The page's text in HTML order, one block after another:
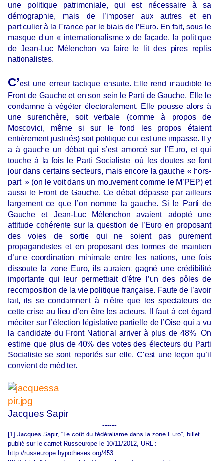
une politique patrimoniale, qui est nécessaire à sa
démographie, mais de l’imposer aux autres et en
particulier à la France par le biais de l’Euro. En fait, sous le
masque d’un « internationalisme » de façade, la politique
de Jean-Luc Mélenchon va faire le lit des pires replis
nationalistes.
C’est une erreur tactique ensuite. Elle rend inaudible le
Front de Gauche et en son sein le Parti de Gauche. Elle le
condamne à végéter électoralement. Elle pousse alors à
une surenchère, soit verbale (comme à propos de
Moscovici, même si sur le fond les propos étaient
entièrement justifiés) soit politique qui est une impasse. Il y
a à gauche un débat qui s’est amorcé sur l’Euro, et qui
touche à la fois le Parti Socialiste, où les doutes se font
jour dans certains secteurs, mais encore la gauche « hors-
parti » (on le voit dans un mouvement comme le M’PEP) et
aussi le Front de Gauche. Ce débat dépasse par ailleurs
largement ce que l’on nomme la gauche. Si le Parti de
Gauche et Jean-Luc Mélenchon avaient adopté une
attitude cohérente sur la question de l’Euro en proposant
des voies de sortie qui ne soient pas purement
propagandistes et en proposant des formes de maintien
d’une coordination minimale entre les nations, une fois
dissoute la zone Euro, ils auraient gagné une crédibilité
importante qui leur permettrait d’être l’un des pôles de
recomposition de la vie politique française. Faute de l’avoir
fait, ils se condamnent à n’être que les spectateurs de
cette crise au lieu d’en être les acteurs. Il faut à cet égard
méditer sur l’élection législative partielle de l’Oise qui a vu
la candidate du Front National arriver à plus de 48%. On
estime que plus de 40% des votes des électeurs du Parti
Socialiste se sont reportés sur elle. C’est une leçon qu’il
convient de méditer.
Jacques Sapir
------
[1] Jacques Sapir, “Le coût du fédéralisme dans la zone Euro”, billet
publié sur le carnet Russeurope le 10/11/2012, URL :
http://russeurope.hypotheses.org/453